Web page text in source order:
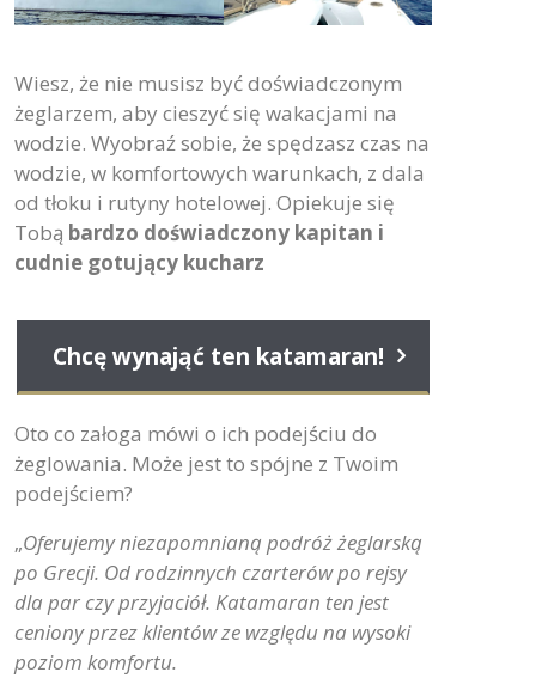
Wiesz, że nie musisz być doświadczonym
żeglarzem, aby cieszyć się wakacjami na
wodzie. Wyobraź sobie, że spędzasz czas na
wodzie, w komfortowych warunkach, z dala
od tłoku i rutyny hotelowej. Opiekuje się
Tobą bardzo doświadczony kapitan i
cudnie gotujący kucharz
Chcę wynająć ten katamaran!
Oto co załoga mówi o ich podejściu do
żeglowania. Może jest to spójne z Twoim
podejściem?
„Oferujemy niezapomnianą podróż żeglarską
po Grecji. Od rodzinnych czarterów po rejsy
dla par czy przyjaciół. Katamaran ten jest
ceniony przez klientów ze względu na wysoki
poziom komfortu.